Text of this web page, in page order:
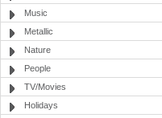
Music
Metallic
Nature
People
TV/Movies
Holidays